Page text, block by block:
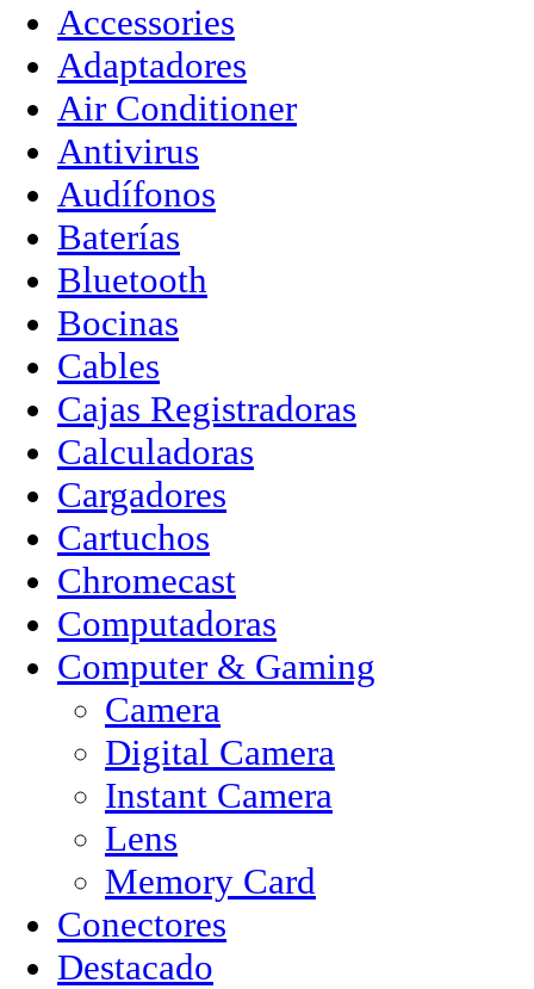
Accessories
Adaptadores
Air Conditioner
Antivirus
Audífonos
Baterías
Bluetooth
Bocinas
Cables
Cajas Registradoras
Calculadoras
Cargadores
Cartuchos
Chromecast
Computadoras
Computer & Gaming
Camera
Digital Camera
Instant Camera
Lens
Memory Card
Conectores
Destacado